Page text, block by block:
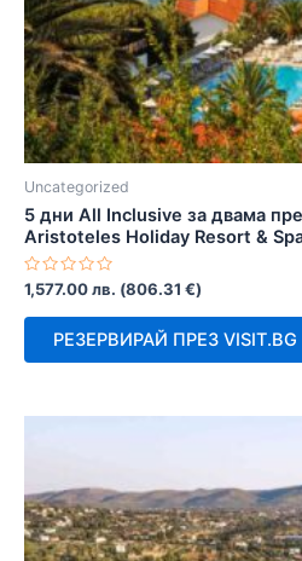
Uncategorized
5 дни All Inclusive за двама
Aristoteles Holiday Resort &
Оценено
с
0
1,577.00лв. (806.31 €)
РЕЗЕРВИРАЙ ПРЕЗ VISIT.BG